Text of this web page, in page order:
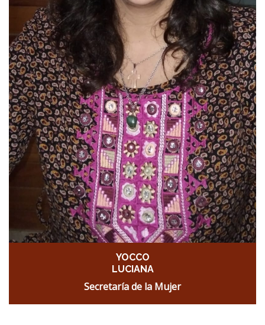
YOCCO
LUCIANA
Secretaría de la Mujer